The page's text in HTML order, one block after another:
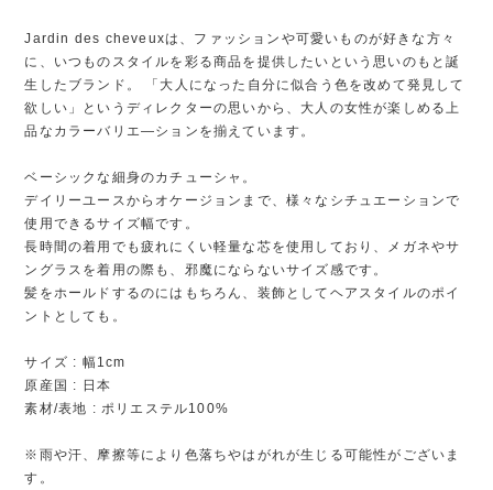
Jardin des cheveuxは、ファッションや可愛いものが好きな方々
に、いつものスタイルを彩る商品を提供したいという思いのもと誕
生したブランド。 「大人になった自分に似合う色を改めて発見して
欲しい」というディレクターの思いから、大人の女性が楽しめる上
品なカラーバリエ―ションを揃えています。
ベーシックな細身のカチューシャ。
デイリーユースからオケージョンまで、様々なシチュエーションで
使用できるサイズ幅です。
長時間の着用でも疲れにくい軽量な芯を使用しており、メガネやサ
ングラスを着用の際も、邪魔にならないサイズ感です。
髪をホールドするのにはもちろん、装飾としてヘアスタイルのポイ
ントとしても。
サイズ : 幅1cm
原産国 : 日本
素材/表地 : ポリエステル100%
※雨や汗、摩擦等により色落ちやはがれが生じる可能性がございま
す。